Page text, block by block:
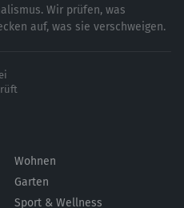
Wir prüfen, was
auf, was sie verschweigen.
Wohnen
Garten
Sport & Wellness